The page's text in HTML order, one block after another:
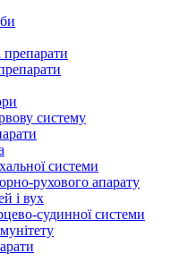
препарати
систему
системи
рухового апарату
і вух
судинної системи